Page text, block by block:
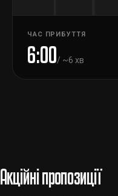
ЧАС ПРИБУТТЯ
6:00/ ~6 хв
Акційні пропозиції